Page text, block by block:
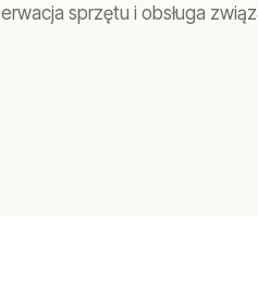
sprzętu i obsługa